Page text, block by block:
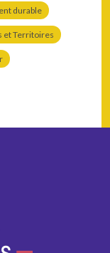
durable
et Territoires